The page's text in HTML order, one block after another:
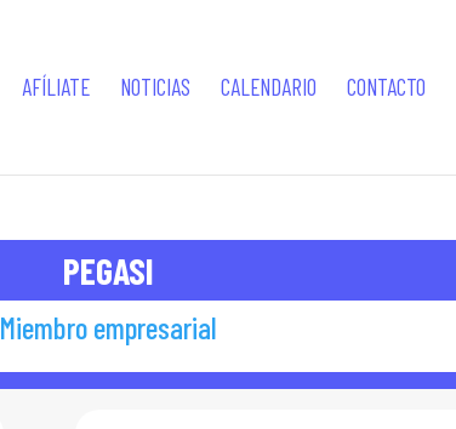
AFÍLIATE NOTICIAS CALENDARIO CONTACTO
PEGASI
Miembro empresarial